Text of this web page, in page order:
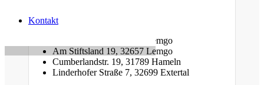
Kontakt
Standorte
Am Bauhof 14A, 32657 Lemgo
Am Stiftsland 19, 32657 Lemgo
Cumberlandstr. 19, 31789 Hameln
Linderhofer Straße 7, 32699 Extertal